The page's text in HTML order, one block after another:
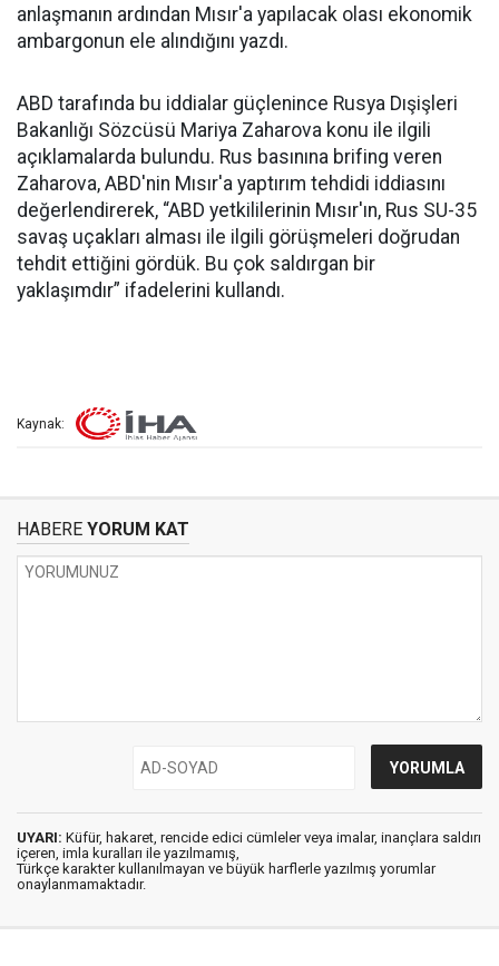
anlaşmanın ardından Mısır'a yapılacak olası ekonomik
ambargonun ele alındığını yazdı.
ABD tarafında bu iddialar güçlenince Rusya Dışişleri
Bakanlığı Sözcüsü Mariya Zaharova konu ile ilgili
açıklamalarda bulundu. Rus basınına brifing veren
Zaharova, ABD'nin Mısır'a yaptırım tehdidi iddiasını
değerlendirerek, “ABD yetkililerinin Mısır'ın, Rus SU-35
savaş uçakları alması ile ilgili görüşmeleri doğrudan
tehdit ettiğini gördük. Bu çok saldırgan bir
yaklaşımdır” ifadelerini kullandı.
Kaynak:
HABERE YORUM KAT
UYARI: Küfür, hakaret, rencide edici cümleler veya imalar, inançlara saldırı
içeren, imla kuralları ile yazılmamış,
Türkçe karakter kullanılmayan ve büyük harflerle yazılmış yorumlar
onaylanmamaktadır.